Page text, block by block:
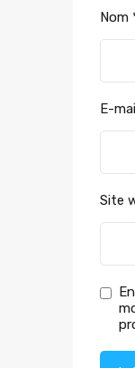
Nom
E-mail
Site